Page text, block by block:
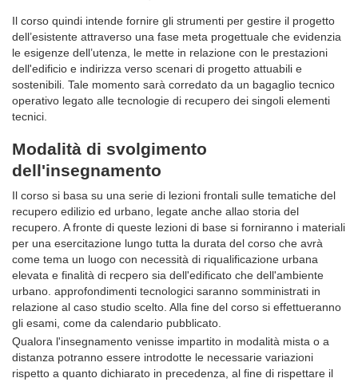
Il corso quindi intende fornire gli strumenti per gestire il progetto
dell’esistente attraverso una fase meta progettuale che evidenzia
le esigenze dell’utenza, le mette in relazione con le prestazioni
dell'edificio e indirizza verso scenari di progetto attuabili e
sostenibili. Tale momento sarà corredato da un bagaglio tecnico
operativo legato alle tecnologie di recupero dei singoli elementi
tecnici.
Modalità di svolgimento
dell'insegnamento
Il corso si basa su una serie di lezioni frontali sulle tematiche del
recupero edilizio ed urbano, legate anche allao storia del
recupero. A fronte di queste lezioni di base si forniranno i materiali
per una esercitazione lungo tutta la durata del corso che avrà
come tema un luogo con necessità di riqualificazione urbana
elevata e finalità di recpero sia dell'edificato che dell'ambiente
urbano. approfondimenti tecnologici saranno somministrati in
relazione al caso studio scelto. Alla fine del corso si effettueranno
gli esami, come da calendario pubblicato.
Qualora l'insegnamento venisse impartito in modalità mista o a
distanza potranno essere introdotte le necessarie variazioni
rispetto a quanto dichiarato in precedenza, al fine di rispettare il